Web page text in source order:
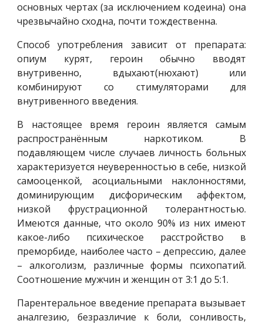
основных чертах (за исключением кодеина) она
чрезвычайно сходна, почти тождественна.
Способ употребления зависит от препарата:
опиум курят, героин обычно вводят
внутривенно, вдыхают(нюхают) или
комбинируют со стимуляторами для
внутривенного введения.
В настоящее время героин является самым
распространённым наркотиком. В
подавляющем числе случаев личность больных
характеризуется неуверенностью в себе, низкой
самооценкой, асоциальными наклонностями,
доминирующим дисфорическим аффектом,
низкой фрустрационной толерантностью.
Имеются данные, что около 90% из них имеют
какое-либо психическое расстройство в
преморбиде, наиболее часто – депрессию, далее
– алкоголизм, различные формы психопатий.
Соотношение мужчин и женщин от 3:1 до 5:1.
Парентеральное введение препарата вызывает
аналгезию, безразличие к боли, сонливость,